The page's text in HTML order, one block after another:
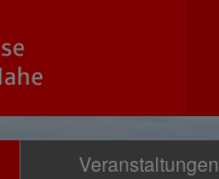
Veranstaltungen